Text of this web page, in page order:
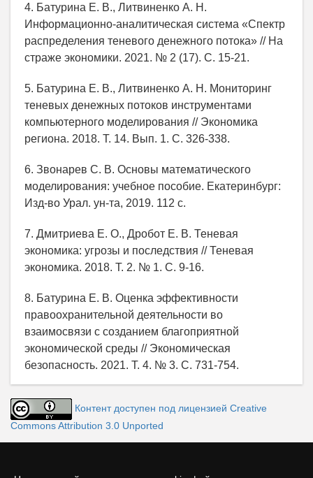
4. Батурина Е. В., Литвиненко А. Н.
Информационно-аналитическая система «Спектр
распределения теневого денежного потока» // На
страже экономики. 2021. № 2 (17). С. 15-21.
5. Батурина Е. В., Литвиненко А. Н. Мониторинг
теневых денежных потоков инструментами
компьютерного моделирования // Экономика
региона. 2018. Т. 14. Вып. 1. С. 326-338.
6. Звонарев С. В. Основы математического
моделирования: учебное пособие. Екатеринбург:
Изд-во Урал. ун-та, 2019. 112 с.
7. Дмитриева Е. О., Дробот Е. В. Теневая
экономика: угрозы и последствия // Теневая
экономика. 2018. Т. 2. № 1. С. 9-16.
8. Батурина Е. В. Оценка эффективности
правоохранительной деятельности во
взаимосвязи с созданием благоприятной
экономической среды // Экономическая
безопасность. 2021. Т. 4. № 3. С. 731-754.
Контент доступен под лицензией Creative
Commons Attribution 3.0 Unported